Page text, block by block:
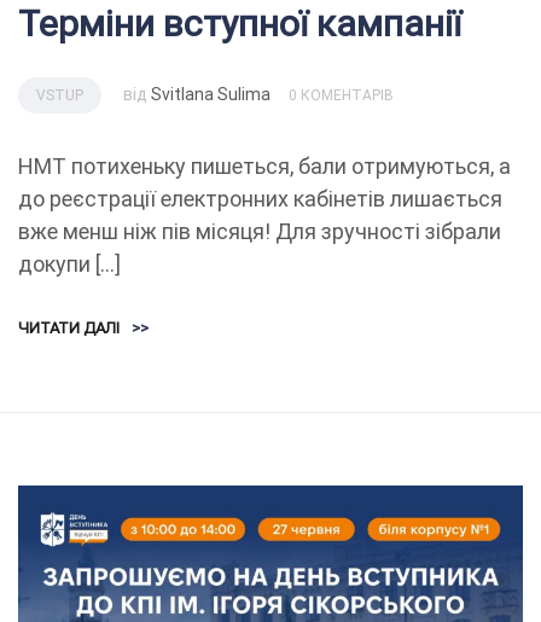
Терміни вступної кампанії
VSTUP від Svitlana Sulima 0 КОМЕНТАРІВ
НМТ потихеньку пишеться, бали отримуються, а
до реєстрації електронних кабінетів лишається
вже менш ніж пів місяця! Для зручності зібрали
докупи […]
ЧИТАТИ ДАЛІ >>